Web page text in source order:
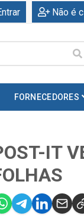
Não é
FORNECEDORES
IT